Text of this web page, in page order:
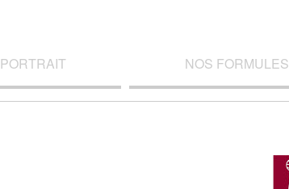
PORTRAIT NOS FORMULES